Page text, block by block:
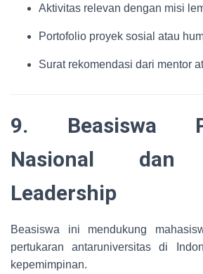
Aktivitas relevan dengan misi
Portofolio proyek sosial atau
Surat rekomendasi dari mentor
9. Beasiswa
Nasional dan
Leadership
Beasiswa ini mendukung
pertukaran antaruniversitas di
kepemimpinan.